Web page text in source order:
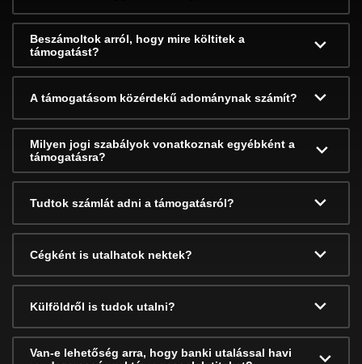
Beszámoltok arról, hogy mire költitek a
támogatást?
A támogatásom közérdekű adománynak számít?
Milyen jogi szabályok vonatkoznak egyébként a
támogatásra?
Tudtok számlát adni a támogatásról?
Cégként is utalhatok nektek?
Külföldről is tudok utalni?
Van-e lehetőség arra, hogy banki utalással havi